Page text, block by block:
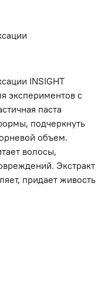
INSIGHT
экспериментов с
паста
подчеркнуть
объем.
волосы,
Экстракт
придает живость